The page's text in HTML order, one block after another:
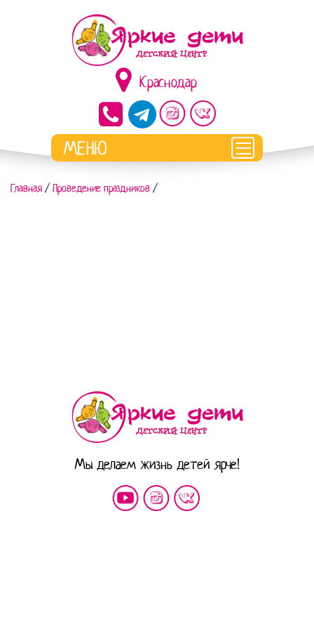
Краснодар
Главная / Проведение праздников /
Мы делаем жизнь детей ярче!